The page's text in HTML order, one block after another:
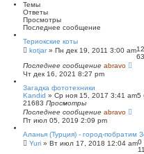
н
й
о
и
с
к
Темы
Ответы
Просмотры
Последнее сообщение
Териокские коты
kotjar» Пн дек 19, 2011 3:00 am12
Последнее сообщение abravo
Чт дек 16, 2021 8:27 pm
Загадка фототехники
Kandid » Ср ноя 15, 2017 3:41 am5
21683 Просмотры
Последнее сообщение abravo
Пт июл 05, 2019 2:09 pm
Аланья (Турция) - город-побратим
Yuri » Вт июл 17, 2018 12:04 am0